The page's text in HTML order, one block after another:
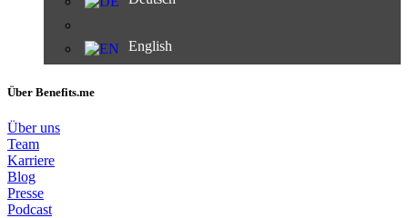
English
Über Benefits.me
Über uns
Team
Karriere
Blog
Presse
Podcast